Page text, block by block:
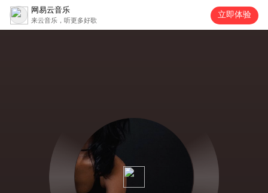
网易云音乐
来云音乐，听更多好歌
立即体验